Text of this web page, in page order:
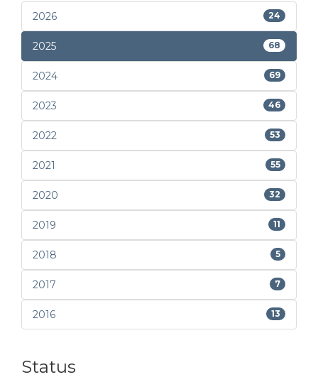
2026 24
2025 68
2024 69
2023 46
2022 53
2021 55
2020 32
2019 11
2018 5
2017 7
2016 13
Status